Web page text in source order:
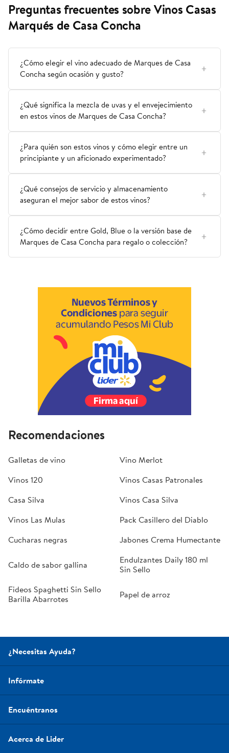
Preguntas frecuentes sobre Vinos Casas
Marqués de Casa Concha
¿Cómo elegir el vino adecuado de Marques de Casa
Concha según ocasión y gusto?
¿Qué significa la mezcla de uvas y el envejecimiento
en estos vinos de Marques de Casa Concha?
¿Para quién son estos vinos y cómo elegir entre un
principiante y un aficionado experimentado?
¿Qué consejos de servicio y almacenamiento
aseguran el mejor sabor de estos vinos?
¿Cómo decidir entre Gold, Blue o la versión base de
Marques de Casa Concha para regalo o colección?
Recomendaciones
Galletas de vino
Vino Merlot
Vinos 120
Vinos Casas Patronales
Casa Silva
Vinos Casa Silva
Vinos Las Mulas
Pack Casillero del Diablo
Cucharas negras
Jabones Crema Humectante
Caldo de sabor gallina
Endulzantes Daily 180 ml
Sin Sello
Fideos Spaghetti Sin Sello
Barilla Abarrotes
Papel de arroz
¿Necesitas Ayuda?
Infórmate
Encuéntranos
Acerca de Lider